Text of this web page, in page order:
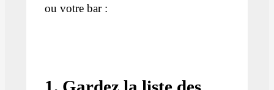
ou votre bar :